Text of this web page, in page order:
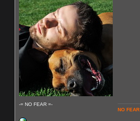
-= NO FEAR =-
NO FEAR